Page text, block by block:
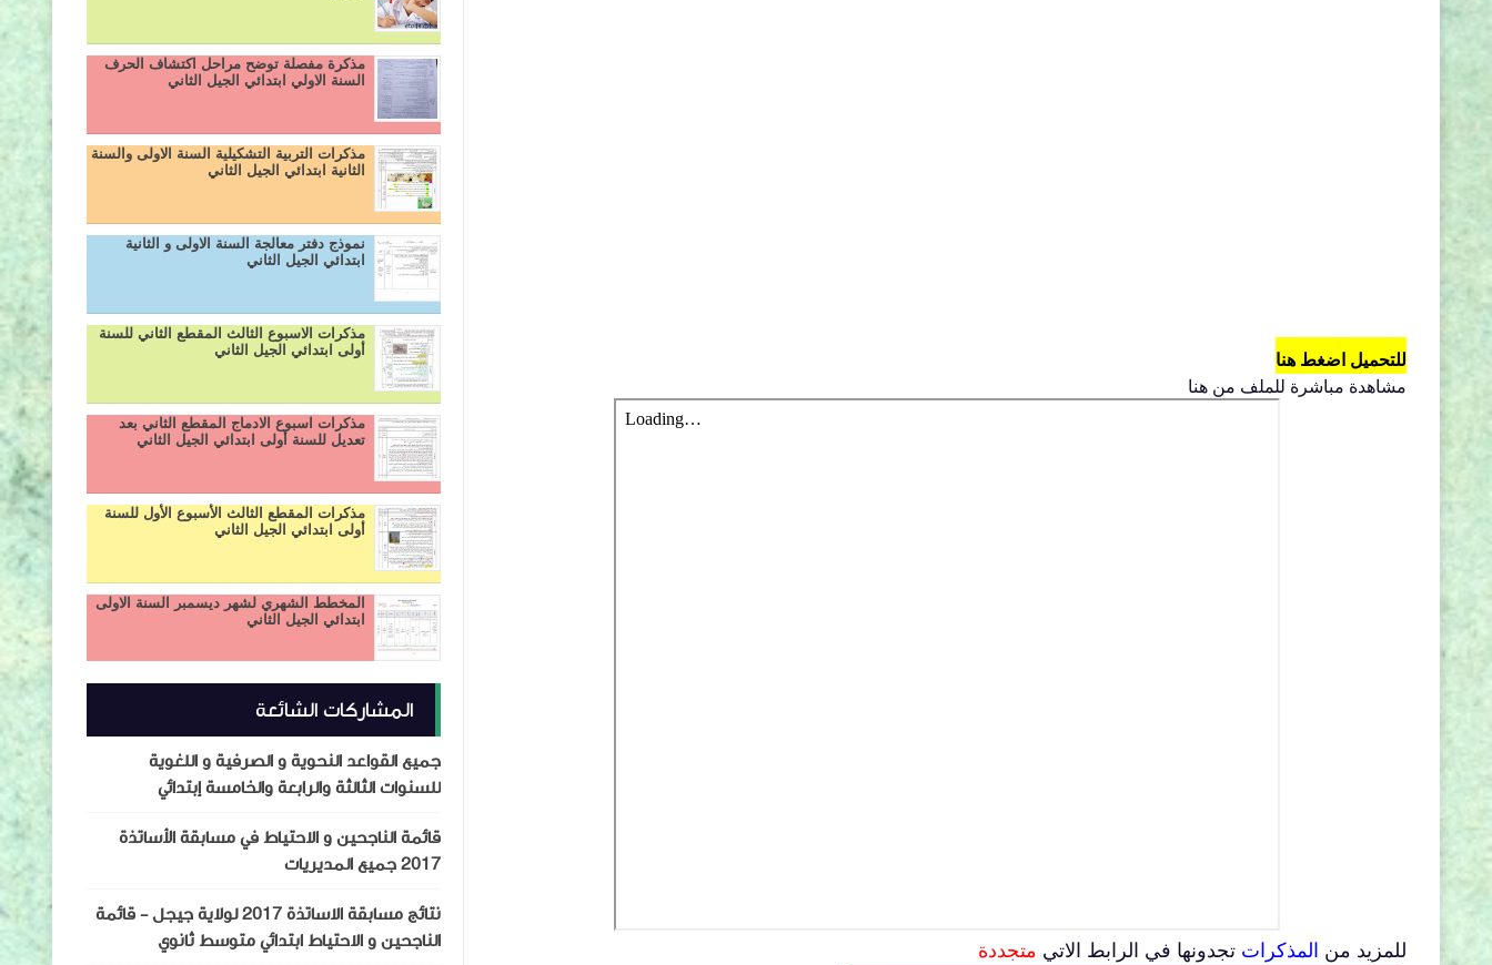
للتحميل اضغط هنا
مشاهدة مباشرة للملف من هنا
للمزيد من المذكرات تجدونها في الرابط الاتي متجددة
مذكرة مفصلة توضح مراحل اكتشاف الحرف
السنة الاولي ابتدائي الجيل الثاني
مذكرات التربية التشكيلية السنة الاولى والسنة
الثانية ابتدائي الجيل الثاني
نموذج دفتر معالجة السنة الاولى و الثانية
ابتدائي الجيل الثاني
مذكرات الاسبوع الثالث المقطع الثاني للسنة
أولى ابتدائي الجيل الثاني
مذكرات اسبوع الادماج المقطع الثاني بعد
تعديل للسنة أولى ابتدائي الجيل الثاني
مذكرات المقطع الثالث الأسبوع الأول للسنة
أولى ابتدائي الجيل الثاني
المخطط الشهري لشهر ديسمبر السنة الاولى
ابتدائي الجيل الثاني
المشاركات الشائعة
جميع القواعد النحوية و الصرفية و اللغوية
للسنوات الثالثة والرابعة والخامسة إبتدائي
قائمة الناجحين و الاحتياط في مسابقة الأساتذة
2017 جميع المديريات
نتائج مسابقة الاساتذة 2017 لولاية جيجل - قائمة
الناجحين و الاحتياط ابتدائي متوسط ثانوي